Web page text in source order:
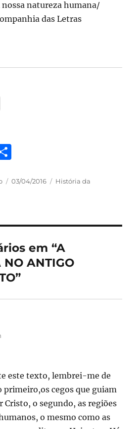
nossa natureza humana/
das Letras
a
Publicado
03/04/2016 Categorias
História da
em “A
NO ANTIGO
este texto, lembrei-me de
primeiro,os cegos que guiam
Cristo, o segundo, as regiões
o mesmo como as